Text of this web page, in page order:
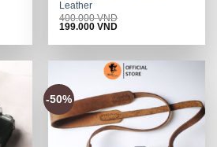
Leather
400.000VND
Original
was:
199.000VNDCurrent
is:
-50%